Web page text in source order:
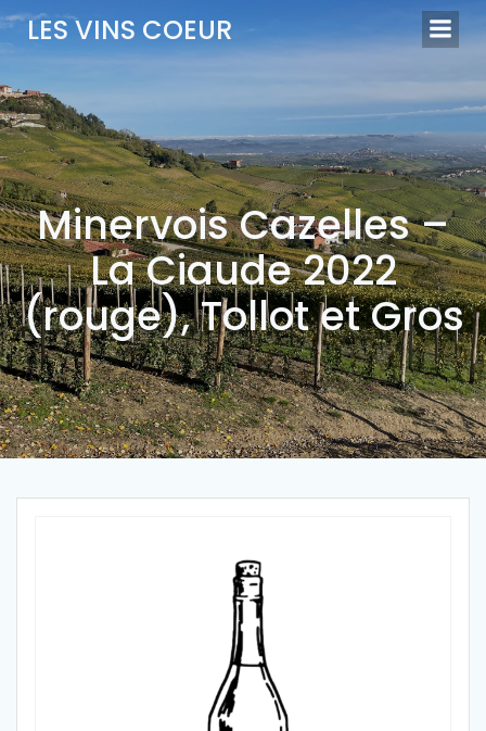
Aller
au
contenu
LES VINS COEUR
Minervois Cazelles –
La Ciaude 2022
(rouge), Tollot et Gros